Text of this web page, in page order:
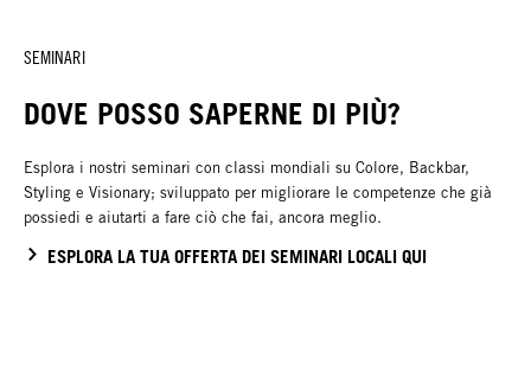
SEMINARI
DOVE POSSO SAPERNE DI PIÙ?
Esplora i nostri seminari con classi mondiali su Colore, Backbar,
Styling e Visionary; sviluppato per migliorare le competenze che già
possiedi e aiutarti a fare ciò che fai, ancora meglio.
ESPLORA LA TUA OFFERTA DEI SEMINARI LOCALI QUI